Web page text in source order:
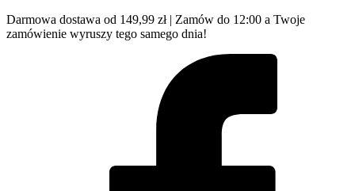
Darmowa dostawa od 149,99 zł | Zamów do 12:00 a Twoje
zamówienie wyruszy tego samego dnia!